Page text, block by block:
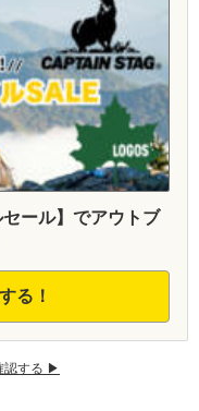
ール】でアウトブ
る！
認する ▶︎